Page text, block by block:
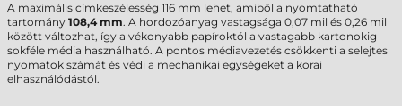
A maximális címkeszélesség 116 mm lehet, amiből a nyomtatható
tartomány 108,4 mm. A hordozóanyag vastagsága 0,07 mil és 0,26 mil
között változhat, így a vékonyabb papíroktól a vastagabb kartonokig
sokféle média használható. A pontos médiavezetés csökkenti a selejtes
nyomatok számát és védi a mechanikai egységeket a korai
elhasználódástól.